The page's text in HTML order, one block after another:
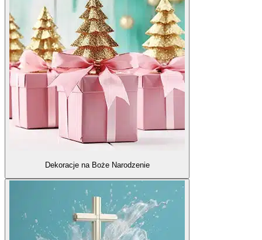
Dekoracje na Boże Narodzenie